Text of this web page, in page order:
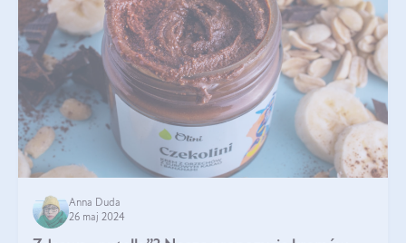
Anna Duda
26 maj 2024